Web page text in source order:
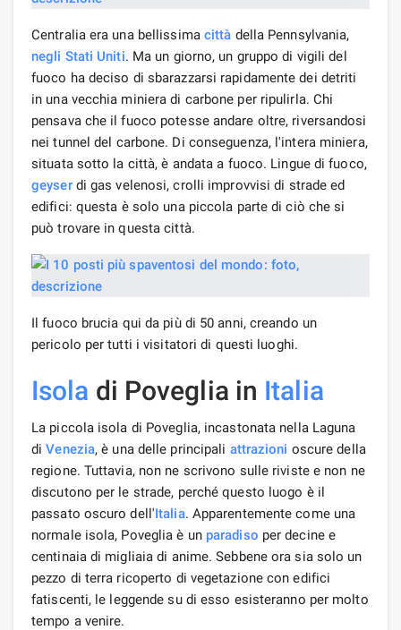
Centralia era una bellissima città della Pennsylvania,
negli Stati Uniti. Ma un giorno, un gruppo di vigili del
fuoco ha deciso di sbarazzarsi rapidamente dei detriti
in una vecchia miniera di carbone per ripulirla. Chi
pensava che il fuoco potesse andare oltre, riversandosi
nei tunnel del carbone. Di conseguenza, l'intera miniera,
situata sotto la città, è andata a fuoco. Lingue di fuoco,
geyserdi gas velenosi, crolli improvvisi di strade ed
edifici: questa è solo una piccola parte di ciò che si
può trovare in questa città.
Il fuoco brucia qui da più di 50 anni, creando un
pericolo per tutti i visitatori di questi luoghi.
Isola di Poveglia in Italia
La piccola isola di Poveglia, incastonata nella Laguna
diVenezia, è una delle principali attrazioni oscure della
regione. Tuttavia, non ne scrivono sulle riviste e non ne
discutono per le strade, perché questo luogo è il
passato oscuro dell'Italia. Apparentemente come una
normale isola, Poveglia è un paradiso per decine e
centinaia di migliaia di anime. Sebbene ora sia solo un
pezzo di terra ricoperto di vegetazione con edifici
fatiscenti, le leggende su di esso esisteranno per molto
tempo a venire.